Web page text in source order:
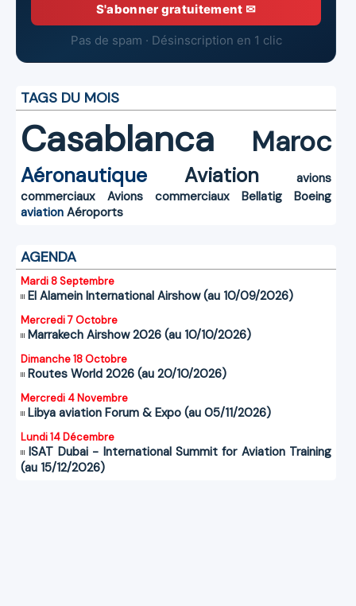
S'abonner gratuitement ✉
Pas de spam · Désinscription en 1 clic
TAGS DU MOIS
Casablanca Maroc
Aéronautique Aviation
avions
commerciaux
Avions commerciaux Bellatig
Boeing
aviation Aéroports
AGENDA
Mardi 8 Septembre
El Alamein International Airshow (au 10/09/2026)
Mercredi 7 Octobre
Marrakech Airshow 2026 (au 10/10/2026)
Dimanche 18 Octobre
Routes World 2026 (au 20/10/2026)
Mercredi 4 Novembre
Libya aviation Forum & Expo (au 05/11/2026)
Lundi 14 Décembre
ISAT Dubai - International Summit for Aviation Training
(au 15/12/2026)